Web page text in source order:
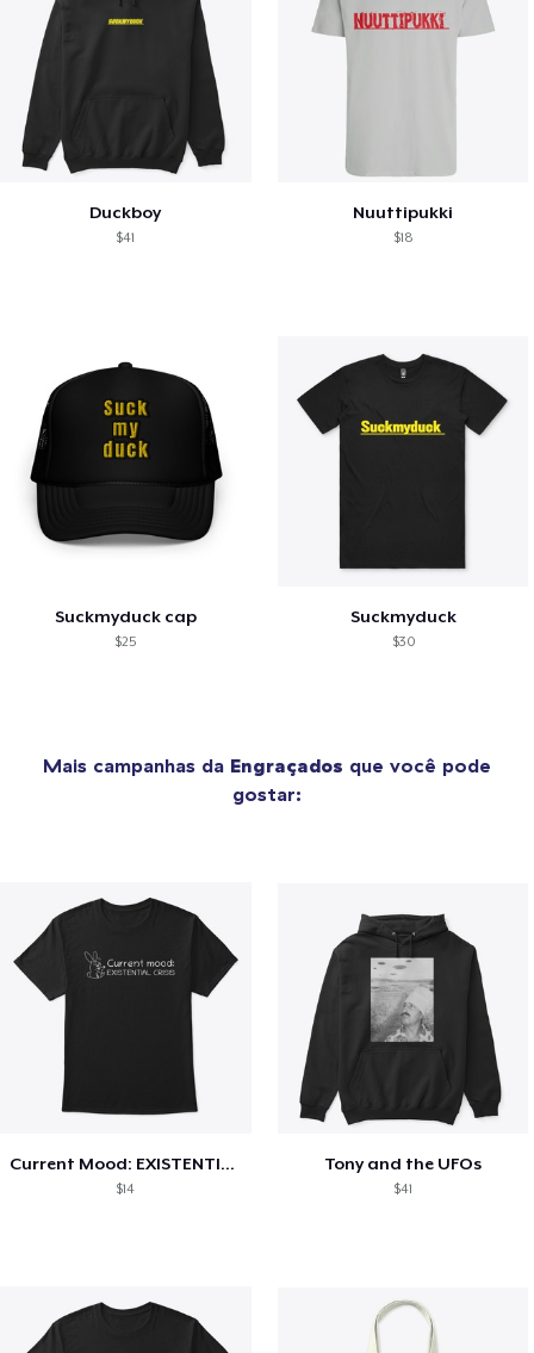
Duckboy
$41
Nuuttipukki
$18
Suckmyduck cap
$25
Suckmyduck
$30
Mais campanhas da Engraçados que você pode
gostar:
Current Mood: EXISTENTIAL CRISIS
$14
Tony and the UFOs
$41